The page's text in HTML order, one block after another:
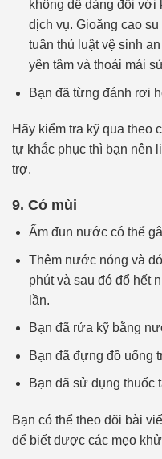
không dễ dàng đối với
dịch vụ. Gioăng cao
tuân thủ luật vệ sinh
yên tâm và thoải mái
Bạn đã từng đánh rơi
Hãy kiểm tra kỹ qua theo
tự khắc phục thì bạn nên
trợ.
9. Có mùi
Ấm đun nước có thể
Thêm nước nóng và
phút và sau đó đổ hết
lần.
Bạn đã rửa kỹ bằng
Bạn đã đựng đồ uống
Bạn đã sử dụng thuốc
Bạn có thể theo dõi bài
để biết được các mẹo